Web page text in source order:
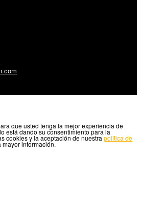
que usted tenga la mejor experiencia de
está dando su consentimiento para la
cookies y la aceptación de nuestra política de
información.